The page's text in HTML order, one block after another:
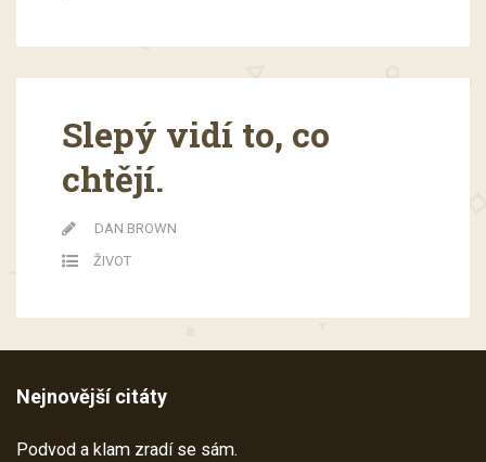
Slepý vidí to, co
chtějí.
DAN BROWN
ŽIVOT
Nejnovější citáty
Podvod a klam zradí se sám.